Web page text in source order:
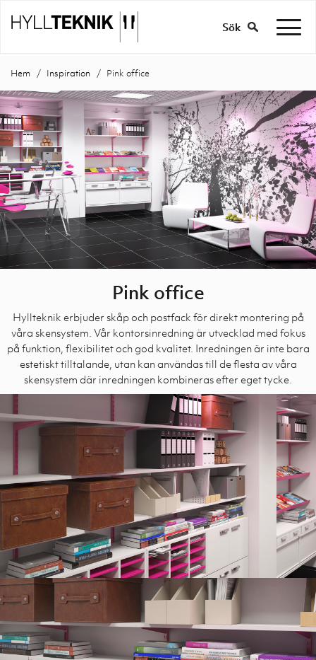
Sök
Hem Inspiration Pink office
Pink office
Hyllteknik erbjuder skåp och postfack för direkt montering på
våra skensystem. Vår kontorsinredning är utvecklad med fokus
på funktion, flexibilitet och god kvalitet. Inredningen är inte bara
estetiskt tilltalande, utan kan användas till de flesta av våra
skensystem där inredningen kombineras efter eget tycke.